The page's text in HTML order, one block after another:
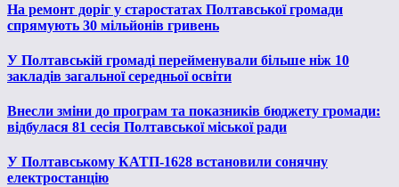
На ремонт доріг у старостатах Полтавської громади
спрямують 30 мільйонів гривень
У Полтавській громаді перейменували більше ніж 10
закладів загальної середньої освіти
Внесли зміни до програм та показників бюджету громади:
відбулася 81 сесія Полтавської міської ради
У Полтавському КАТП-1628 встановили сонячну
електростанцію